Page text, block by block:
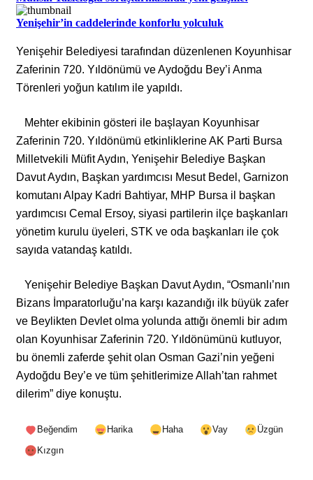
Yenişehir’in caddelerinde konforlu yolculuk
Yenişehir Belediyesi tarafından düzenlenen Koyunhisar
Zaferinin 720. Yıldönümü ve Aydoğdu Bey’i Anma
Törenleri yoğun katılım ile yapıldı.
Mehter ekibinin gösteri ile başlayan Koyunhisar
Zaferinin 720. Yıldönümü etkinliklerine AK Parti Bursa
Milletvekili Müfit Aydın, Yenişehir Belediye Başkan
Davut Aydın, Başkan yardımcısı Mesut Bedel, Garnizon
komutanı Alpay Kadri Bahtiyar, MHP Bursa il başkan
yardımcısı Cemal Ersoy, siyasi partilerin ilçe başkanları
yönetim kurulu üyeleri, STK ve oda başkanları ile çok
sayıda vatandaş katıldı.
Yenişehir Belediye Başkan Davut Aydın, “Osmanlı’nın
Bizans İmparatorluğu’na karşı kazandığı ilk büyük zafer
ve Beylikten Devlet olma yolunda attığı önemli bir adım
olan Koyunhisar Zaferinin 720. Yıldönümünü kutluyor,
bu önemli zaferde şehit olan Osman Gazi’nin yeğeni
Aydoğdu Bey’e ve tüm şehitlerimize Allah’tan rahmet
dilerim” diye konuştu.
Beğendim Harika Haha Vay
Üzgün
Kızgın